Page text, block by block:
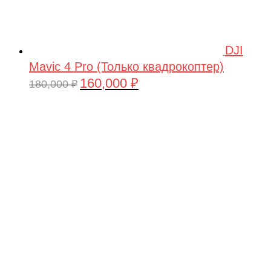
DJI
Mavic 4 Pro (Только квадрокоптер)
180,000₽ Первоначальная
160,000 ₽